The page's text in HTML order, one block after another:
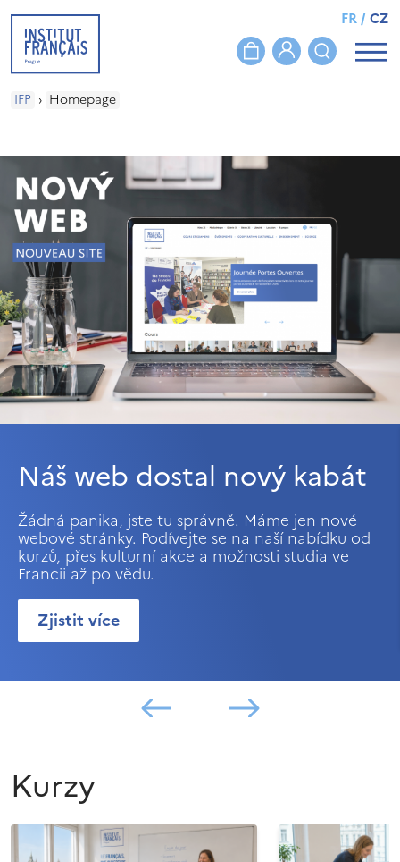
FR/CZ
IFP › Homepage
Náš web dostal nový kabát
Žádná panika, jste tu správně. Máme jen nové
webové stránky. Podívejte se na naší nabídku od
kurzů, přes kulturní akce a možnosti studia ve
Francii až po vědu.
Zjistit více
Kurzy